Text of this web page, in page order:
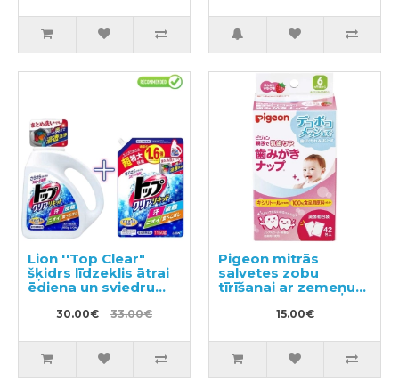
Lion ''Top Clear"
šķidrs līdzeklis ātrai
ēdiena un sviedru
traipu noņemšanai
900g + pildviela
30.00€ 33.00€
Pigeon mitrās
salvetes zobu
tīrīšanai ar zemeņu
garšu 42gab
15.00€